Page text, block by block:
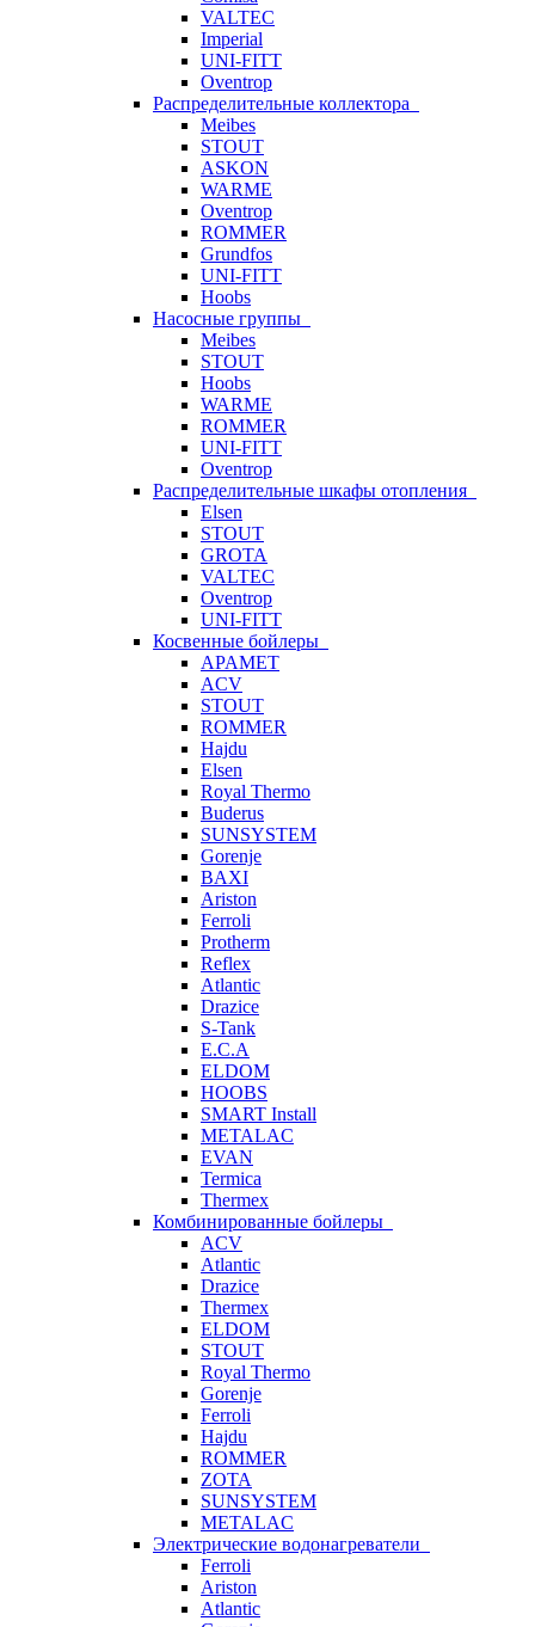
VALTEC
Imperial
UNI-FITT
Oventrop
Распределительные коллектора
Meibes
STOUT
ASKON
WARME
Oventrop
ROMMER
Grundfos
UNI-FITT
Hoobs
Насосные группы
Meibes
STOUT
Hoobs
WARME
ROMMER
UNI-FITT
Oventrop
Распределительные шкафы отопления
Elsen
STOUT
GROTA
VALTEC
Oventrop
UNI-FITT
Косвенные бойлеры
APAMET
ACV
STOUT
ROMMER
Hajdu
Elsen
Royal Thermo
Buderus
SUNSYSTEM
Gorenje
BAXI
Ariston
Ferroli
Protherm
Reflex
Atlantic
Drazice
S-Tank
E.C.A
ELDOM
HOOBS
SMART Install
METALAC
EVAN
Termica
Thermex
Комбинированные бойлеры
ACV
Atlantic
Drazice
Thermex
ELDOM
STOUT
Royal Thermo
Gorenje
Ferroli
Hajdu
ROMMER
ZOTA
SUNSYSTEM
METALAC
Электрические водонагреватели
Ferroli
Ariston
Atlantic